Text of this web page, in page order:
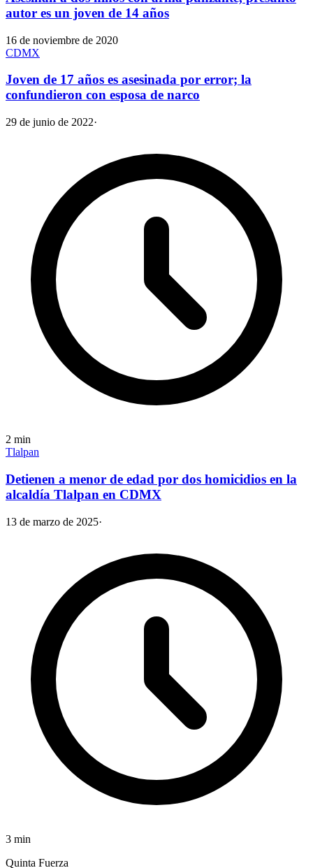
autor es un joven de 14 años
16 de noviembre de 2020
CDMX
Joven de 17 años es asesinada por error; la
confundieron con esposa de narco
29 de junio de 2022·
2 min
Tlalpan
Detienen a menor de edad por dos homicidios en la
alcaldía Tlalpan en CDMX
13 de marzo de 2025·
3 min
Quinta Fuerza